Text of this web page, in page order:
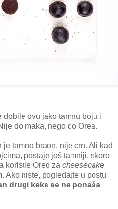
dobile ovu jako tamnu boju i
do maka, nego do Orea.
je tamno braon, nije crn. Ali kad
postaje još tamniji, skoro
koristie Oreo za cheesecake
Ako niste, pogledajte u postu
drugi keks se ne ponaša